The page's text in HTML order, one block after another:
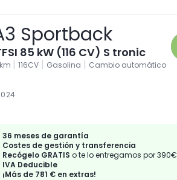
Sportback
85 kW (116 CV) S tronic
| 116CV | Gasolina | Cambio automático
36 meses de garantía
Costes de gestión y transferencia
Recógelo GRATIS o te lo entregamos por 390€
IVA Deducible
¡Más de 781 € en extras!